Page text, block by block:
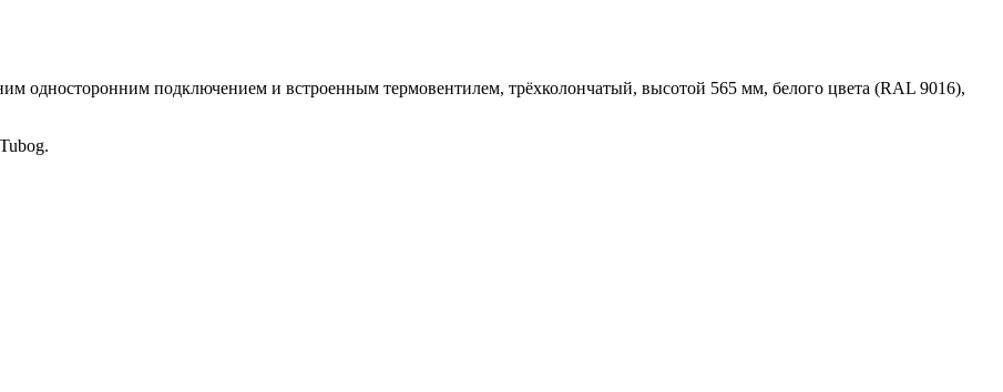
односторонним подключением и встроенным термовентилем, трёхколончатый, высотой 565 мм, белого цвета (RAL 9016),